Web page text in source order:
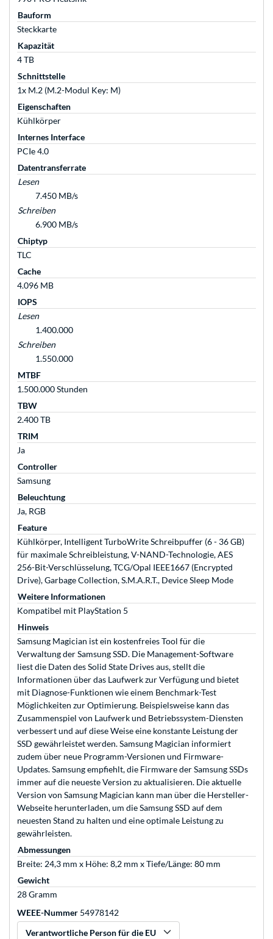
Bauform
Steckkarte
Kapazität
4 TB
Schnittstelle
1x M.2 (M.2-Modul Key: M)
Eigenschaften
Kühlkörper
Internes Interface
PCIe 4.0
Datentransferrate
Lesen
7.450 MB/s
Schreiben
6.900 MB/s
Chiptyp
TLC
Cache
4.096 MB
IOPS
Lesen
1.400.000
Schreiben
1.550.000
MTBF
1.500.000 Stunden
TBW
2.400 TB
TRIM
Ja
Controller
Samsung
Beleuchtung
Ja, RGB
Feature
Kühlkörper, Intelligent TurboWrite Schreibpuffer (6 - 36 GB)
für maximale Schreibleistung, V-NAND-Technologie, AES
256-Bit-Verschlüsselung, TCG/Opal IEEE1667 (Encrypted
Drive), Garbage Collection, S.M.A.R.T., Device Sleep Mode
Weitere Informationen
Kompatibel mit PlayStation 5
Hinweis
Samsung Magician ist ein kostenfreies Tool für die
Verwaltung der Samsung SSD. Die Management-Software
liest die Daten des Solid State Drives aus, stellt die
Informationen über das Laufwerk zur Verfügung und bietet
mit Diagnose-Funktionen wie einem Benchmark-Test
Möglichkeiten zur Optimierung. Beispielsweise kann das
Zusammenspiel von Laufwerk und Betriebssystem-Diensten
verbessert und auf diese Weise eine konstante Leistung der
SSD gewährleistet werden. Samsung Magician informiert
zudem über neue Programm-Versionen und Firmware-
Updates. Samsung empfiehlt, die Firmware der Samsung SSDs
immer auf die neueste Version zu aktualisieren. Die aktuelle
Version von Samsung Magician kann man über die Hersteller-
Webseite herunterladen, um die Samsung SSD auf dem
neuesten Stand zu halten und eine optimale Leistung zu
gewährleisten.
Abmessungen
Breite: 24,3 mm x Höhe: 8,2 mm x Tiefe/Länge: 80 mm
Gewicht
28 Gramm
WEEE-Nummer 54978142
Verantwortliche Person für die EU